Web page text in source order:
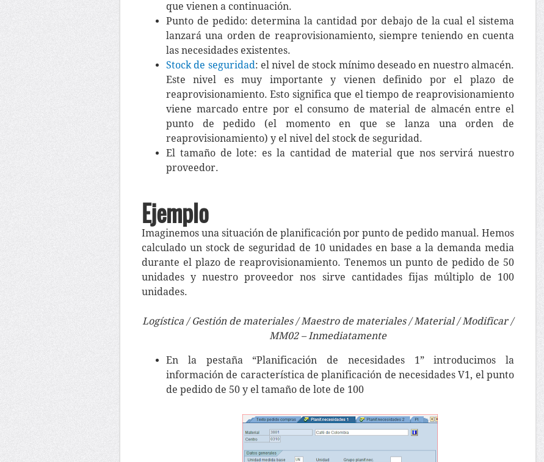
que vienen a continuación.
Punto de pedido: determina la cantidad por debajo de la cual el sistema
lanzará una orden de reaprovisionamiento, siempre teniendo en cuenta
las necesidades existentes.
Stock de seguridad: el nivel de stock mínimo deseado en nuestro almacén.
Este nivel es muy importante y vienen definido por el plazo de
reaprovisionamiento. Esto significa que el tiempo de reaprovisionamiento
viene marcado entre por el consumo de material de almacén entre el
punto de pedido (el momento en que se lanza una orden de
reaprovisionamiento) y el nivel del stock de seguridad.
El tamaño de lote: es la cantidad de material que nos servirá nuestro
proveedor.
Ejemplo
Imaginemos una situación de planificación por punto de pedido manual. Hemos
calculado un stock de seguridad de 10 unidades en base a la demanda media
durante el plazo de reaprovisionamiento. Tenemos un punto de pedido de 50
unidades y nuestro proveedor nos sirve cantidades fijas múltiplo de 100
unidades.
Logística / Gestión de materiales / Maestro de materiales / Material / Modificar /
MM02 – Inmediatamente
En la pestaña “Planificación de necesidades 1” introducimos la
información de característica de planificación de necesidades V1, el punto
de pedido de 50 y el tamaño de lote de 100